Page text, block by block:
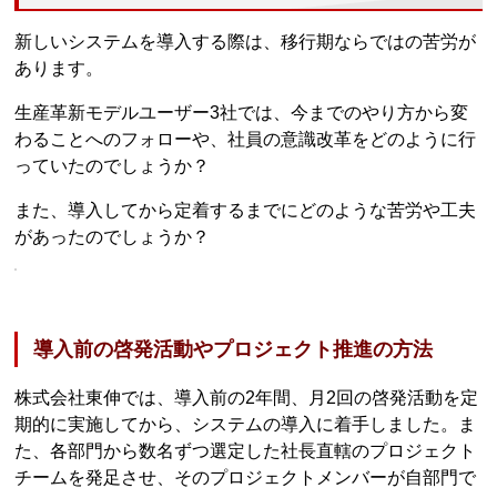
新しいシステムを導入する際は、移行期ならではの苦労が
あります。
生産革新モデルユーザー3社では、今までのやり方から変
わることへのフォローや、社員の意識改革をどのように行
っていたのでしょうか？
また、導入してから定着するまでにどのような苦労や工夫
があったのでしょうか？
導入前の啓発活動やプロジェクト推進の方法
株式会社東伸では、導入前の2年間、月2回の啓発活動を定
期的に実施してから、システムの導入に着手しました。ま
た、各部門から数名ずつ選定した社長直轄のプロジェクト
チームを発足させ、そのプロジェクトメンバーが自部門で